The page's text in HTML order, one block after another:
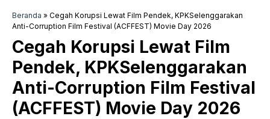
Beranda » Cegah Korupsi Lewat Film Pendek, KPKSelenggarakan
Anti-Corruption Film Festival (ACFFEST) Movie Day 2026
Cegah Korupsi Lewat Film
Pendek, KPKSelenggarakan
Anti-Corruption Film Festival
(ACFFEST) Movie Day 2026